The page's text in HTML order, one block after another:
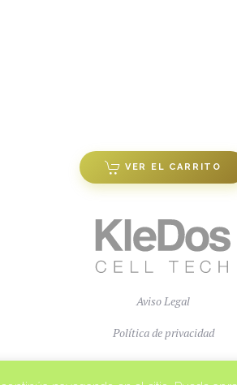
VER EL CARRITO
Aviso Legal
Política de privacidad